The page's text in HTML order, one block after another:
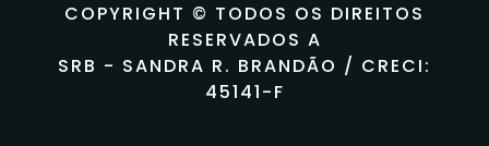
COPYRIGHT © TODOS OS DIREITOS
RESERVADOS A
SRB - SANDRA R. BRANDÃO / CRECI:
45141-F